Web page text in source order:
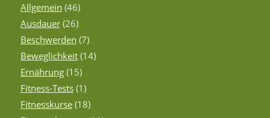
Allgemein (46)
Ausdauer(26)
Beschwerden (7)
Beweglichkeit(14)
Ernährung(15)
Fitness-Tests(1)
Fitnesskurse(18)